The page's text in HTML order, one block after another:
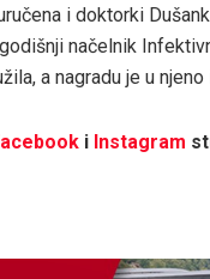
i doktorki
načelnik
a nagradu je u
i Instagram